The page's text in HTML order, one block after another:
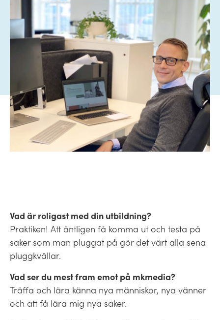
Vad är roligast med din utbildning?
Praktiken! Att äntligen få komma ut och testa på
saker som man pluggat på gör det värt alla sena
pluggkvällar.
Vad ser du mest fram emot på mkmedia?
Träffa och lära känna nya människor, nya vänner
och att få lära mig nya saker.